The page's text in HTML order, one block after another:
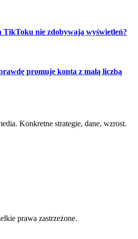
TikToku nie zdobywają wyświetleń?
promuje konta z małą liczbą
Konkretne strategie, dane, wzrost.
prawa zastrzeżone.